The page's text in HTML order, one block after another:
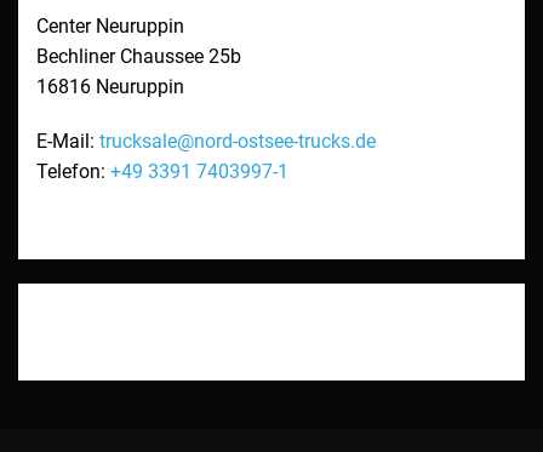
Center Neuruppin
Bechliner Chaussee 25b
16816 Neuruppin
E-Mail: trucksale@nord-ostsee-trucks.de
Telefon: +49 3391 7403997-1